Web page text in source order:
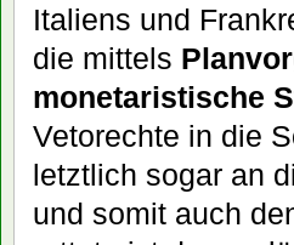
Italiens und
die mittels
monetaristische
Vetorechte in die
letztlich sogar an
und somit auch